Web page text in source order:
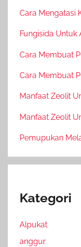
Cara Mengatasi
Fungisida Untuk
Cara Membuat
Cara Membuat
Manfaat Zeolit
Manfaat Zeolit
Pemupukan
Kategori
Alpukat
anggur